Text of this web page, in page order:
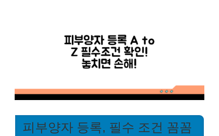
피부양자 등록, 필수 조건 꼼꼼